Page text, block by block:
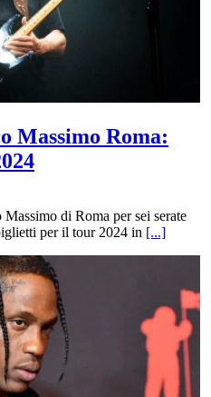
Massimo Roma:
di Roma per sei serate
per il tour 2024 in [...]